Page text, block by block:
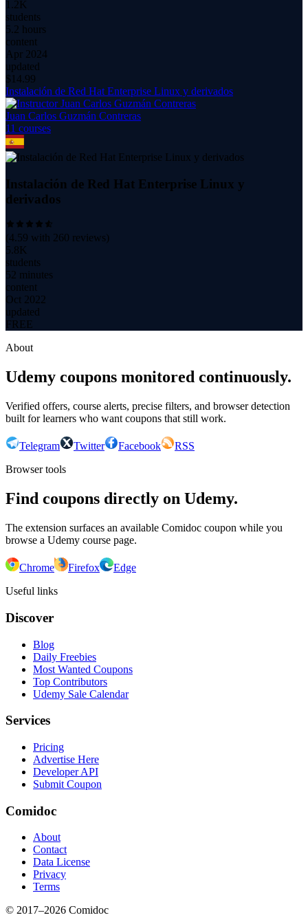
1.2K
students
5.2 hours
content
Apr 2024
updated
$ 14.99
Instalación de Red Hat Enterprise Linux y derivados
Juan Carlos Guzmán Contreras
11 courses
Instalación de Red Hat Enterprise Linux y
derivados
(4.59 with 260 reviews)
5.8K
students
52 minutes
content
Oct 2022
updated
FREE
About
Udemy coupons monitored continuously.
Verified offers, course alerts, precise filters, and browser detection
built for learners who want coupons that still work.
Telegram Twitter Facebook
RSS
Browser tools
Find coupons directly on Udemy.
The extension surfaces an available Comidoc coupon while you
browse a Udemy course page.
Chrome Firefox
Edge
Useful links
Discover
Blog
Daily Freebies
Most Wanted Coupons
Top Contributors
Udemy Sale Calendar
Services
Pricing
Advertise Here
Developer API
Submit Coupon
Comidoc
About
Contact
Data License
Privacy
Terms
© 2017–2026 Comidoc